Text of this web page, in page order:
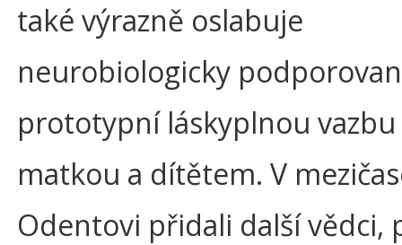
také výrazně oslabuje
neurobiologicky
prototypní láskyplnou vazbu
matkou a dítětem. V
Odentovi přidali další vědci,